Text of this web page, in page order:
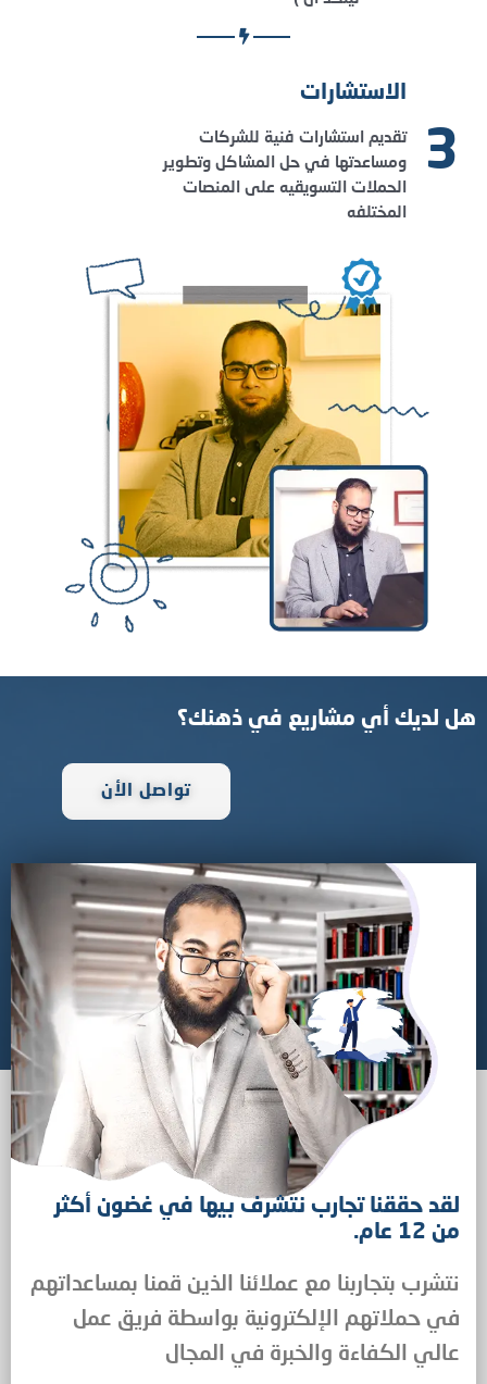
3
الاستشارات
تقديم استشارات فنية للشركات
ومساعدتها في حل المشاكل وتطوير
الحملات التسويقيه على المنصات
المختلفه
هل لديك أي مشاريع في ذهنك؟
تواصل الأن
لقد حققنا تجارب نتشرف بيها في غضون أكثر
من 12 عام.
نتشرب بتجاربنا مع عملائنا الذين قمنا بمساعداتهم
في حملاتهم الإلكترونية بواسطة فريق عمل
عالي الكفاءة والخبرة في المجال